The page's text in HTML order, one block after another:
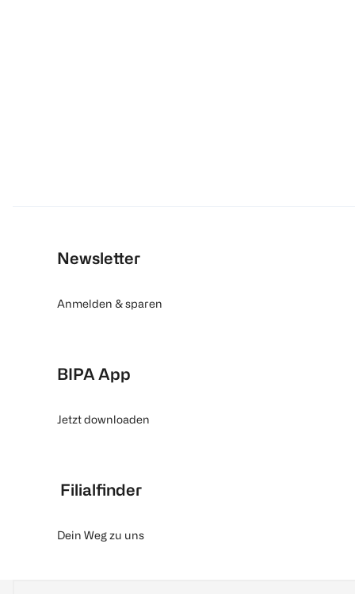
Newsletter
Anmelden & sparen
BIPA App
Jetzt downloaden
Filialfinder
Dein Weg zu uns